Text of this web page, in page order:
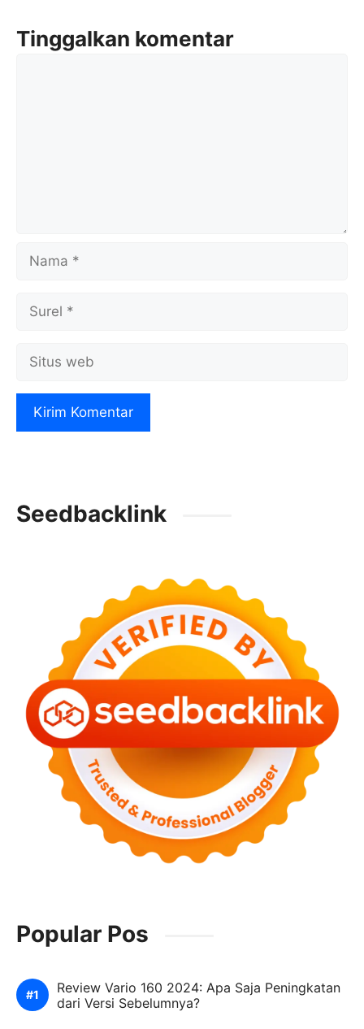
Tinggalkan komentar
web
Seedbacklink
Popular Pos
Review Vario 160 2024: Apa Saja Peningkatan
dari Versi Sebelumnya?